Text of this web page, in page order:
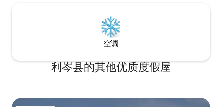
空调
利岑县的其他优质度假屋